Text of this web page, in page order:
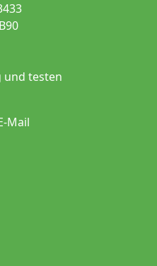
und testen
Mail